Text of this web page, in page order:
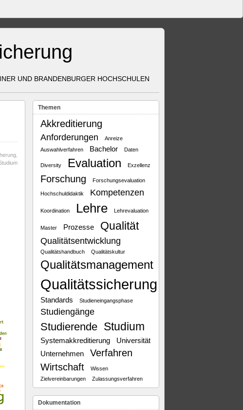
UND BRANDENBURGER HOCHSCHULEN
Themen
Akkreditierung
Anforderungen
Anreize
Auswahlverfahren
Bachelor Daten
Diversity Evaluation Exzellenz
Forschung Forschungsevaluation
Hochschuldidaktik Kompetenzen
Koordination Lehre Lehrevaluation
Master Prozesse Qualität
Qualitätsentwicklung
Qualitätshandbuch Qualitätskultur
Qualitätsmanagement
Qualitätssicherung
Standards Studieneingangsphase
Studiengänge
Studierende Studium
Systemakkreditierung
Universität
Unternehmen
Verfahren
Wirtschaft
Wissen
Zielvereinbarungen
Zulassungsverfahren
Dokumentation